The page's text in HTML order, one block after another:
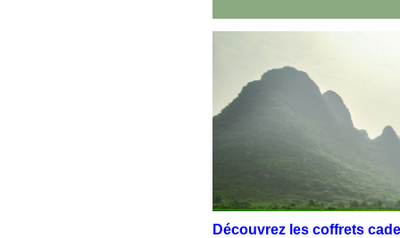
Découvrez les coffrets